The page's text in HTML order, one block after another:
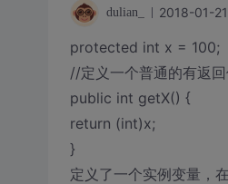
dulian_ 2018-01-
protected int x = 100;
//定义一个普通的有返
public int getX() {
return (int)x;
}
定义了一个实例变量，